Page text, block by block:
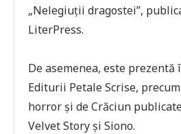
„Nelegiuții dragostei”,
LiterPress.
De asemenea, este
Editurii Petale Scrise,
horror și de Crăciun
Velvet Story și Siono.